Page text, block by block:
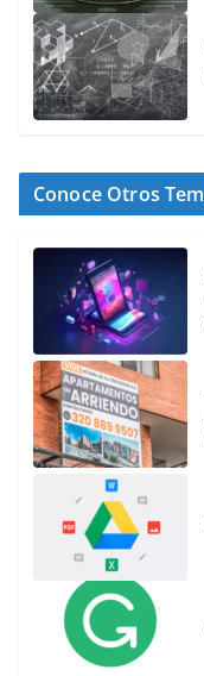
Conoce Otros